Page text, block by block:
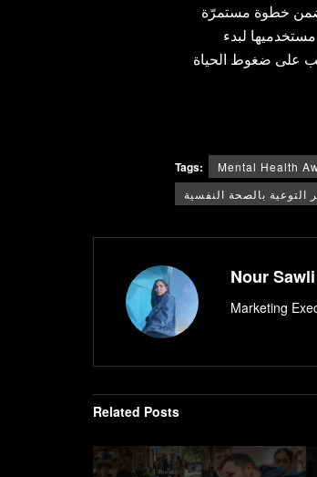
ضمن خطوة مستمرّة
لبدء
على ضغوط الحياة
Tags: Mental Health
التوعية بالصحة النفسية
Nour Sawli
Marketing
Related Posts